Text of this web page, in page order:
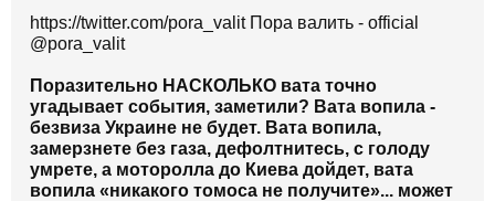
https://twitter.com/pora_valit Пора валить - official‏
@pora_valit
Поразительно НАСКОЛЬКО вата точно
угадывает события, заметили? Вата вопила -
безвиза Украине не будет. Вата вопила,
замерзнете без газа, дефолтнитесь, с голоду
умрете, а моторолла до Киева дойдет, вата
вопила «никакого томоса не получите»... может